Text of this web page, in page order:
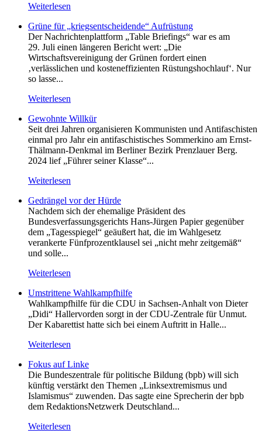
Weiterlesen
Grüne für „kriegsentscheidende“ Aufrüstung
Der Nachrichtenplattform „Table Briefings“ war es am
29. Juli einen längeren Bericht wert: „Die
Wirtschaftsvereinigung der Grünen fordert einen
‚verlässlichen und kosteneffizienten Rüstungshochlauf‘. Nur
so lasse...
Weiterlesen
Gewohnte Willkür
Seit drei Jahren organisieren Kommunisten und Antifaschisten
einmal pro Jahr ein antifaschistisches Sommerkino am Ernst-
Thälmann-Denkmal im Berliner Bezirk Prenzlauer Berg.
2024 lief „Führer seiner Klasse“...
Weiterlesen
Gedrängel vor der Hürde
Nachdem sich der ehemalige Präsident des
Bundesverfassungsgerichts Hans-Jürgen Papier gegenüber
dem „Tagesspiegel“ geäußert hat, die im Wahlgesetz
verankerte Fünfprozentklausel sei „nicht mehr zeitgemäß“
und solle...
Weiterlesen
Umstrittene Wahlkampfhilfe
Wahlkampfhilfe für die CDU in Sachsen-Anhalt von Dieter
„Didi“ Hallervorden sorgt in der CDU-Zentrale für Unmut.
Der Kabarettist hatte sich bei einem Auftritt in Halle...
Weiterlesen
Fokus auf Linke
Die Bundeszentrale für politische Bildung (bpb) will sich
künftig verstärkt den Themen „Linksextremismus und
Islamismus“ zuwenden. Das sagte eine Sprecherin der bpb
dem RedaktionsNetzwerk Deutschland...
Weiterlesen